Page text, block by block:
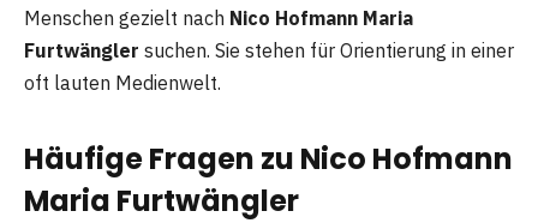
Menschen gezielt nach Nico Hofmann Maria
Furtwängler suchen. Sie stehen für Orientierung in einer
oft lauten Medienwelt.
Häufige Fragen zu Nico Hofmann
Maria Furtwängler